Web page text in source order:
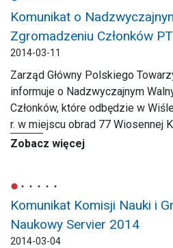
Komunikat o
Zgromadzeniu Członków
2014-03-11
Zarząd Główny Polskiego
informuje o Nadzwyczajnym
Członków, które odbędzie w
r. w miejscu obrad 77 Wiosennej
Zobacz więcej
Komunikat Komisji Nauki i
Naukowy Servier 2014
2014-03-04